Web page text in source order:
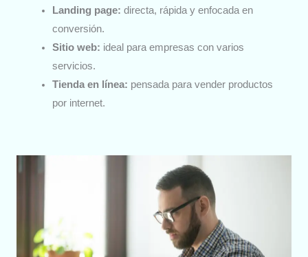
Landing page: directa, rápida y enfocada en
conversión.
Sitio web: ideal para empresas con varios
servicios.
Tienda en línea: pensada para vender productos
por internet.